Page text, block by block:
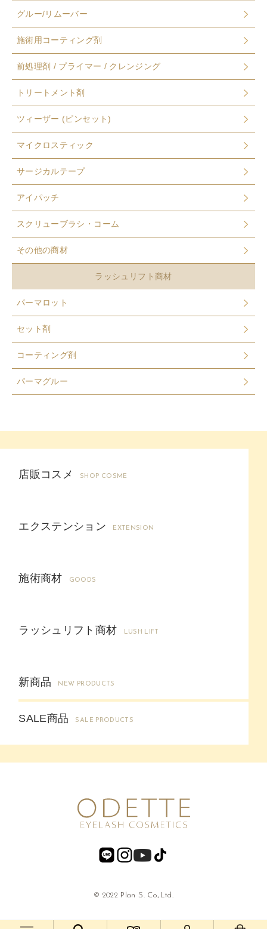
グルー/リムーバー
施術用コーティング剤
前処理剤 / プライマー / クレンジング
トリートメント剤
ツィーザー (ピンセット)
マイクロスティック
サージカルテープ
アイパッチ
スクリューブラシ・コーム
その他の商材
ラッシュリフト商材
パーマロット
セット剤
コーティング剤
パーマグルー
店販コスメ SHOP COSME
エクステンション EXTENSION
施術商材 GOODS
ラッシュリフト商材 LUSH LIFT
新商品 NEW PRODUCTS
SALE商品 SALE PRODUCTS
© 2022 Plan S. Co.,Ltd.